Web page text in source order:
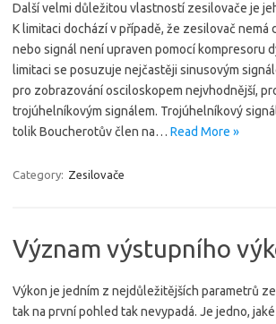
Další velmi důležitou vlastností zesilovače je
K limitaci dochází v případě, že zesilovač nemá
nebo signál není upraven pomocí kompresoru
limitaci se posuzuje nejčastěji sinusovým
pro zobrazování osciloskopem nejvhodnější,
trojúhelníkovým signálem. Trojúhelníkový
tolik Boucherotův člen na… Read More »
Category: Zesilovače
Význam výstupního
Výkon je jedním z nejdůležitějších parametrů
tak na první pohled tak nevypadá. Je jedno,